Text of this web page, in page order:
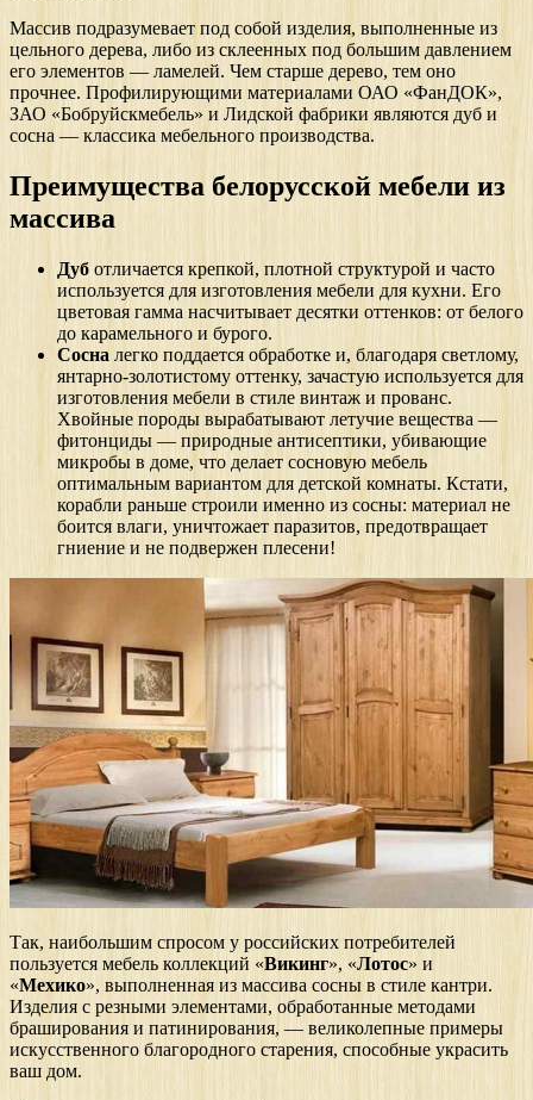
Массив подразумевает под собой изделия, выполненные из
цельного дерева, либо из склеенных под большим давлением
его элементов — ламелей. Чем старше дерево, тем оно
прочнее. Профилирующими материалами ОАО «ФанДОК»,
ЗАО «Бобруйскмебель» и Лидской фабрики являются дуб и
сосна — классика мебельного производства.
Преимущества белорусской мебели из
массива
Дуб отличается крепкой, плотной структурой и часто
используется для изготовления мебели для кухни. Его
цветовая гамма насчитывает десятки оттенков: от белого
до карамельного и бурого.
Сосна легко поддается обработке и, благодаря светлому,
янтарно-золотистому оттенку, зачастую используется для
изготовления мебели в стиле винтаж и прованс.
Хвойные породы вырабатывают летучие вещества —
фитонциды — природные антисептики, убивающие
микробы в доме, что делает сосновую мебель
оптимальным вариантом для детской комнаты. Кстати,
корабли раньше строили именно из сосны: материал не
боится влаги, уничтожает паразитов, предотвращает
гниение и не подвержен плесени!
Так, наибольшим спросом у российских потребителей
пользуется мебель коллекций «Викинг», «Лотос» и
«Мехико», выполненная из массива сосны в стиле кантри.
Изделия с резными элементами, обработанные методами
браширования и патинирования, — великолепные примеры
искусственного благородного старения, способные украсить
ваш дом.